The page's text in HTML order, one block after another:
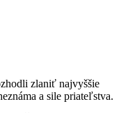
zlaniť najvyššie
a sile priateľstva.